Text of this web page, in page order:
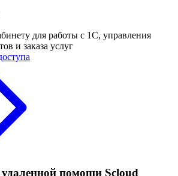
для работы с 1С, управления
и заказа услуг
помощи Scloud